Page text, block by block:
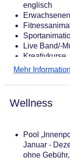
englisch
Live Band/-
Kreativkurse
Billard:
Mehr
Wellness
Pool
Januar -
ohne